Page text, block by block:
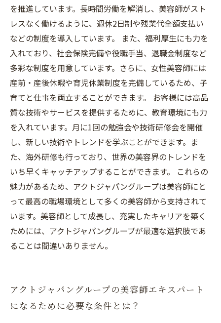
を推進しています。長時間労働を解消し、美容師がスト
レスなく働けるように、週休2日制や残業代全額支払い
などの制度を導入しています。 また、福利厚生にも力を
入れており、社会保険完備や役職手当、退職金制度など
多彩な制度を用意しています。さらに、女性美容師には
産前・産後休暇や育児休業制度を完備しているため、子
育てと仕事を両立することができます。 お客様には高品
質な技術やサービスを提供するために、教育環境にも力
を入れています。月に1回の勉強会や技術研修会を開催
し、新しい技術やトレンドを学ぶことができます。ま
た、海外研修も行っており、世界の美容界のトレンドを
いち早くキャッチアップすることができます。 これらの
魅力があるため、アクトジャパングループは美容師にと
って最高の職場環境として多くの美容師から支持されて
います。美容師として成長し、充実したキャリアを築く
ためには、アクトジャパングループが最適な選択肢であ
ることは間違いありません。
アクトジャパングループの美容師エキスパート
になるために必要な条件とは？